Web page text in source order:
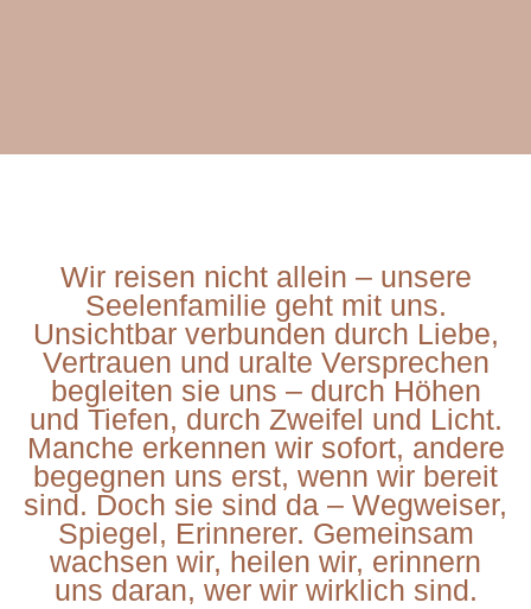
Wir reisen nicht allein – unsere
Seelenfamilie geht mit uns.
Unsichtbar verbunden durch Liebe,
Vertrauen und uralte Versprechen
begleiten sie uns – durch Höhen
und Tiefen, durch Zweifel und Licht.
Manche erkennen wir sofort, andere
begegnen uns erst, wenn wir bereit
sind. Doch sie sind da – Wegweiser,
Spiegel, Erinnerer. Gemeinsam
wachsen wir, heilen wir, erinnern
uns daran, wer wir wirklich sind.